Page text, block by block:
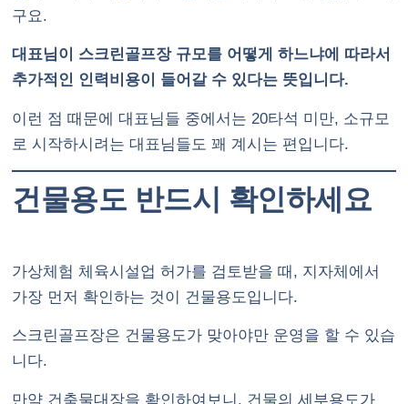
구요.
대표님이 스크린골프장 규모를 어떻게 하느냐에 따라서
추가적인 인력비용이 들어갈 수 있다는 뜻입니다.
이런 점 때문에 대표님들 중에서는 20타석 미만, 소규모
로 시작하시려는 대표님들도 꽤 계시는 편입니다.
건물용도 반드시 확인하세요
가상체험 체육시설업 허가를 검토받을 때, 지자체에서
가장 먼저 확인하는 것이 건물용도입니다.
스크린골프장은 건물용도가 맞아야만 운영을 할 수 있습
니다.
만약 건축물대장을 확인하여보니, 건물의 세부용도가